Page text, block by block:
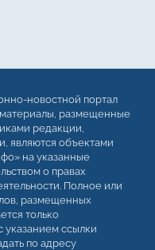
новостной портал
размещенные
редакции,
являются объектами
на указанные
о правах
Полное или
размещенных
только
указанием ссылки
по адресу